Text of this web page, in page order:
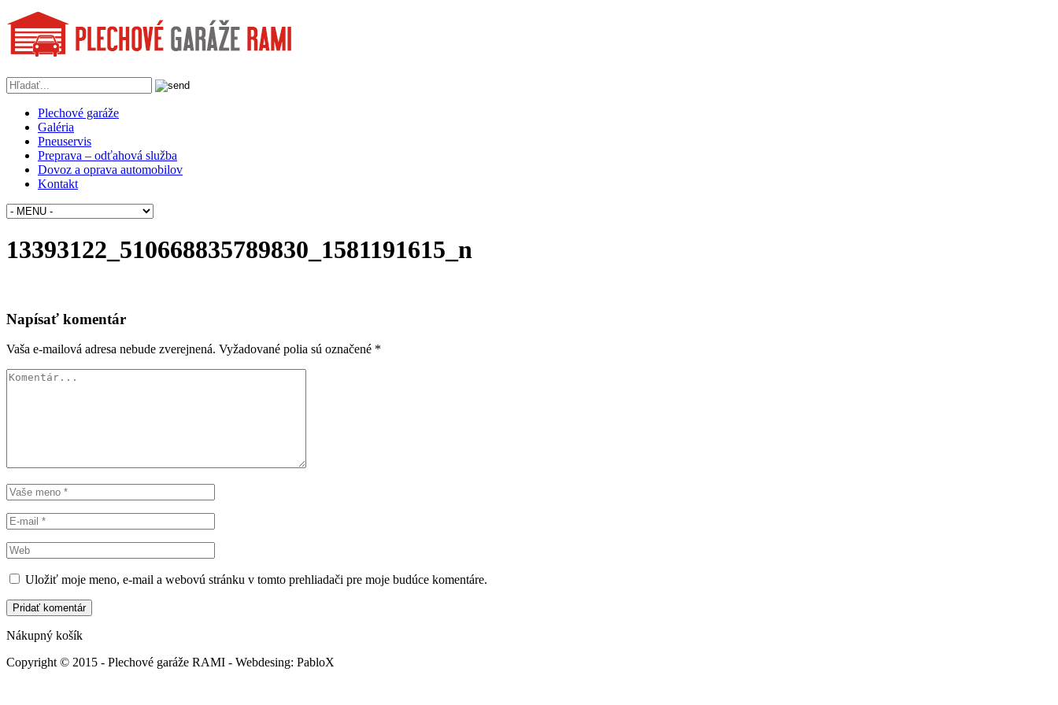
Plechové garáže
Galéria
Pneuservis
Preprava – odťahová služba
Dovoz a oprava automobilov
Kontakt
13393122_510668835789830_1581191615_n
Napísať komentár
Vaša e-mailová adresa nebude zverejnená. Vyžadované polia sú označené *
Uložiť moje meno, e-mail a webovú stránku v tomto prehliadači pre moje budúce komentáre.
Nákupný košík
Copyright © 2015 - Plechové garáže RAMI - Webdesing: PabloX